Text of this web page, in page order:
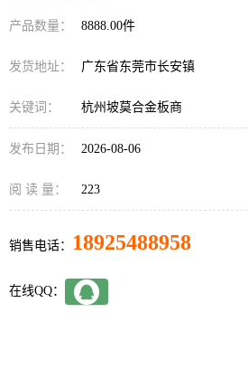
产品数量： 8888.00件
发货地址： 广东省东莞市长安镇
关键词： 杭州坡莫合金板商
发布日期： 2026-08-06
阅 读 量： 223
销售电话： 18925488958
在线QQ：